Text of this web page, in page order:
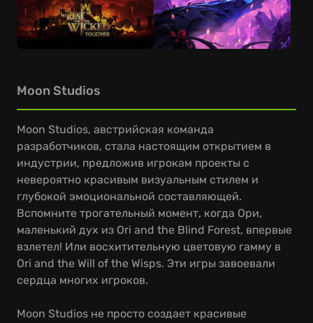
Moon Studios
Moon Studios, австрийская команда
разработчиков, стала настоящим открытием в
индустрии, предложив игрокам проекты с
невероятно красивым визуальным стилем и
глубокой эмоциональной составляющей.
Вспомните трогательный момент, когда Ори,
маленький дух из Ori and the Blind Forest, впервые
взлетел! Или восхитительную цветовую гамму в
Ori and the Will of the Wisps. Эти игры завоевали
сердца многих игроков.
Moon Studios не просто создает красивые